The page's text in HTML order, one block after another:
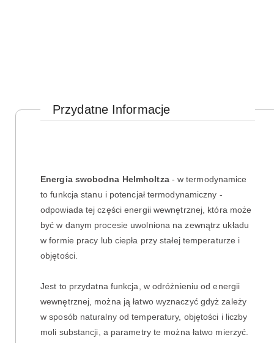
Przydatne Informacje
Energia swobodna Helmholtza- w termodynamice
to funkcja stanu i potencjał termodynamiczny -
odpowiada tej części energii wewnętrznej, która może
być w danym procesie uwolniona na zewnątrz układu
w formie pracy lub ciepła przy stałej temperaturze i
objętości.
Jest to przydatna funkcja, w odróżnieniu od energii
wewnętrznej, można ją łatwo wyznaczyć gdyż zależy
w sposób naturalny od temperatury, objętości i liczby
moli substancji, a parametry te można łatwo mierzyć.